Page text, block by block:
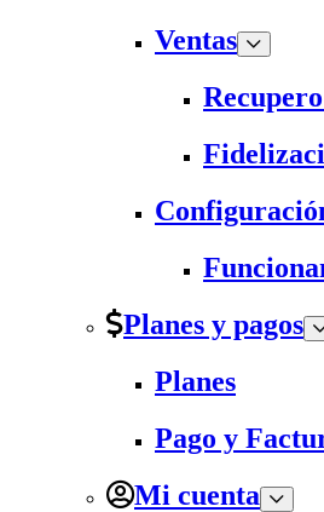
Ventas
Planes y pagos
Planes
Pago y
Mi cuenta